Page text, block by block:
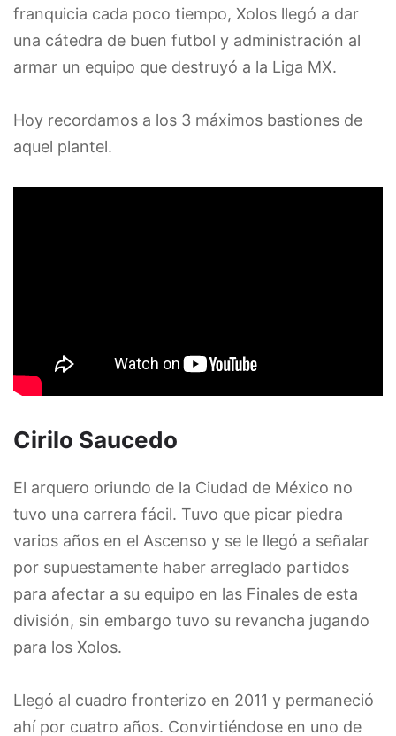
franquicia cada poco tiempo, Xolos llegó a dar
una cátedra de buen futbol y administración al
armar un equipo que destruyó a la Liga MX.
Hoy recordamos a los 3 máximos bastiones de
aquel plantel.
Cirilo Saucedo
El arquero oriundo de la Ciudad de México no
tuvo una carrera fácil. Tuvo que picar piedra
varios años en el Ascenso y se le llegó a señalar
por supuestamente haber arreglado partidos
para afectar a su equipo en las Finales de esta
división, sin embargo tuvo su revancha jugando
para los Xolos.
Llegó al cuadro fronterizo en 2011 y permaneció
ahí por cuatro años. Convirtiéndose en uno de